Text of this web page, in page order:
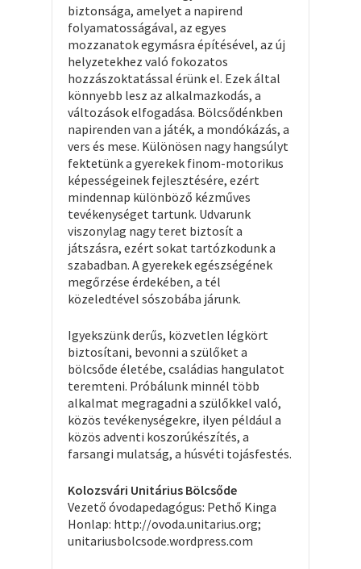
biztonsága, amelyet a napirend
folyamatosságával, az egyes
mozzanatok egymásra építésével, az új
helyzetekhez való fokozatos
hozzászoktatással érünk el. Ezek által
könnyebb lesz az alkalmazkodás, a
változások elfogadása. Bölcsődénkben
napirenden van a játék, a mondókázás, a
vers és mese. Különösen nagy hangsúlyt
fektetünk a gyerekek finom-motorikus
képességeinek fejlesztésére, ezért
mindennap különböző kézműves
tevékenységet tartunk. Udvarunk
viszonylag nagy teret biztosít a
játszásra, ezért sokat tartózkodunk a
szabadban. A gyerekek egészségének
megőrzése érdekében, a tél
közeledtével sószobába járunk.
Igyekszünk derűs, közvetlen légkört
biztosítani, bevonni a szülőket a
bölcsőde életébe, családias hangulatot
teremteni. Próbálunk minnél több
alkalmat megragadni a szülőkkel való,
közös tevékenységekre, ilyen például a
közös adventi koszorúkészítés, a
farsangi mulatság, a húsvéti tojásfestés.
Kolozsvári Unitárius Bölcsőde
Vezető óvodapedagógus: Pethő Kinga
Honlap: http://ovoda.unitarius.org;
unitariusbolcsode.wordpress.com